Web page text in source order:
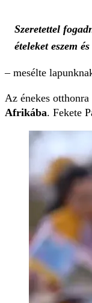
Szeretettel
ételeket eszem
– mesélte
Az énekes otthonra
Afrikába. Fekete